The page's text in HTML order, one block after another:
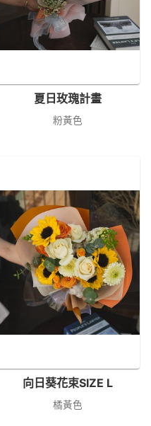
夏日玫瑰計畫
粉黃色
向日葵花束SIZE L
橘黃色